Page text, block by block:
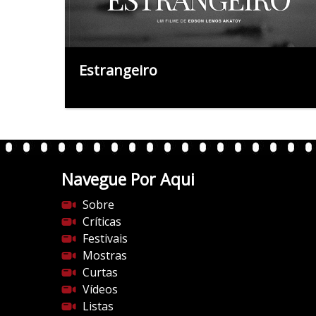
Estrangeiro
Navegue Por Aqui
Sobre
Críticas
Festivais
Mostras
Curtas
Vídeos
Listas